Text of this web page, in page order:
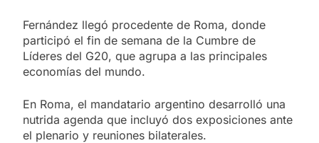
Fernández llegó procedente de Roma, donde
participó el fin de semana de la Cumbre de
Líderes del G20, que agrupa a las principales
economías del mundo.
En Roma, el mandatario argentino desarrolló una
nutrida agenda que incluyó dos exposiciones ante
el plenario y reuniones bilaterales.